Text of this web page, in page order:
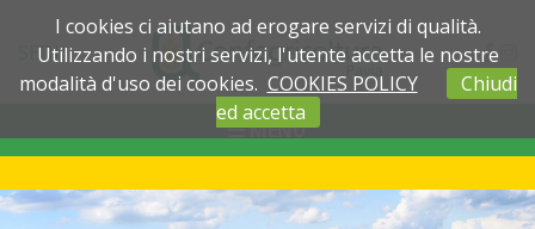
SEDI
MENU
I cookies ci aiutano ad erogare servizi di qualità.
Utilizzando i nostri servizi, l'utente accetta le nostre
modalità d'uso dei cookies. COOKIES POLICY
Chiudi
ed accetta